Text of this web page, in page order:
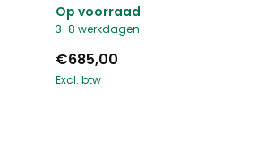
Op voorraad
3-8 werkdagen
€685,00
Excl. btw